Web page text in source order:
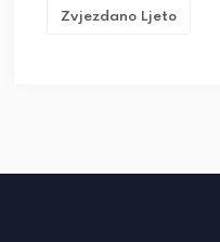
Zvjezdano Ljeto